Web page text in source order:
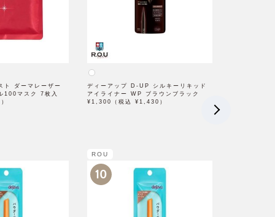
ト ダーマレーザー
100マスク 7枚入
ディーアップ D-UP シルキーリキッド
アイライナー WP ブラウンブラック
¥1,300（税込 ¥1,430）
ROU
10